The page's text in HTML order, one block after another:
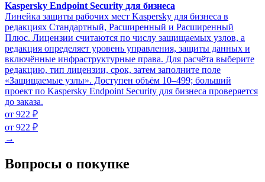
Kaspersky Endpoint Security для бизнеса
Линейка защиты рабочих мест Kaspersky для бизнеса в
редакциях Стандартный, Расширенный и Расширенный
Плюс. Лицензии считаются по числу защищаемых узлов, а
редакция определяет уровень управления, защиты данных и
включённые инфраструктурные права. Для расчёта выберите
редакцию, тип лицензии, срок, затем заполните поле
«Защищаемые узлы». Доступен объём 10–499; больший
проект по Kaspersky Endpoint Security для бизнеса проверяется
до заказа.
от 922 ₽
от 922 ₽
→
Вопросы о покупке